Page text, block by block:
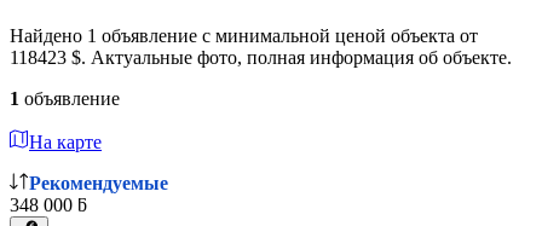
Найдено 1 объявление с минимальной ценой объекта от
118423 $. Актуальные фото, полная информация об объекте.
1 объявление
На карте
Рекомендуемые
348 000 ƃ